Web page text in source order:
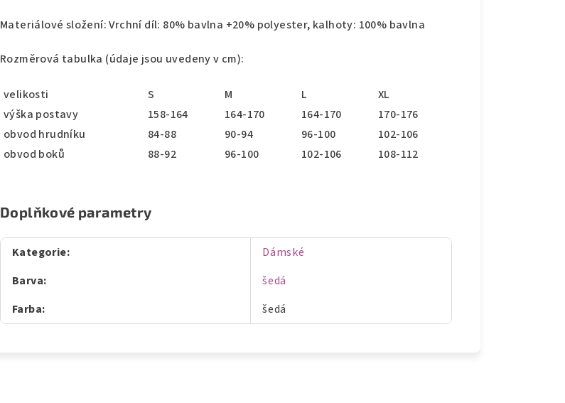
Materiálové složení: Vrchní díl: 80% bavlna +20% polyester, kalhoty: 100% bavlna
Rozměrová tabulka (údaje jsou uvedeny v cm):
velikosti S M L
XL
výška postavy
158-164 164-170 164-170
170-176
obvod hrudníku
84-88 90-94 96-100
102-106
obvod boků
88-92 96-100 102-106 108-112
Doplňkové parametry
Kategorie:
Dámské
Barva:
šedá
Farba: šedá